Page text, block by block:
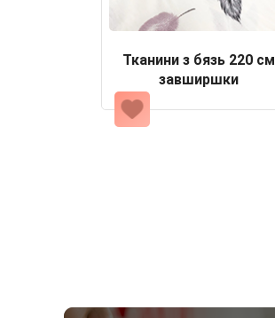
Тканини з бязь 220 см
завширшки